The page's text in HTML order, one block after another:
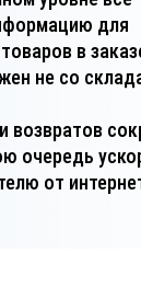
для
в
не со
возвратов
очередь
от